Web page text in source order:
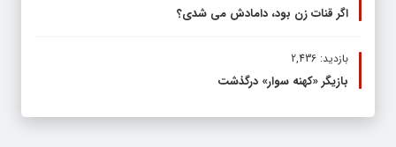
اگر قنات زن بود، دامادش می شدی؟
بازدید: 2,436
بازیگر «کهنه سوار» درگذشت